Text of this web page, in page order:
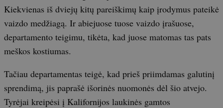
Kiekvienas iš dviejų kitų pareiškimų kaip įrodymus pateikė
vaizdo medžiagą. Ir abiejuose tuose vaizdo įrašuose,
departamento teigimu, tikėta, kad juose matomas tas pats
meškos kostiumas.
Tačiau departamentas teigė, kad prieš priimdamas galutinį
sprendimą, jis paprašė išorinės nuomonės dėl šio atvejo.
Tyrėjai kreipėsi į Kalifornijos laukinės gamtos